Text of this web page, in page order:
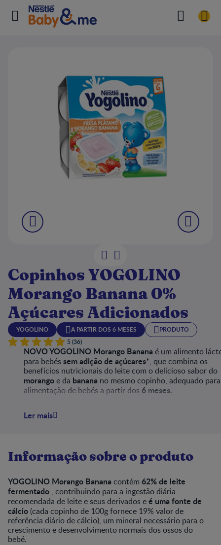
Copinhos YOGOLINO
Morango Banana 0%
Açúcares Adicionados
YOGOLINO A PARTIR DOS 6 MESES
PRODUTO
5 (36)
NOVO YOGOLINO Morango Bananaé um alimento
para bebéssem adição de açúcares*, que combina os
benefícios nutricionais do leite com o delicioso sabor do
morangoe da banana no mesmo copinho, adequado
alimentação de bebés a partir dos 6 meses.
Ler mais
Informação sobre o produto
YOGOLINO Morango Bananacontém 62% de leite
fermentado , contribuindo para a ingestão diária
recomendada de leite e seus derivados eé uma fonte de
cálcio(cada copinho de 100g fornece 19% valor de
referência diário de cálcio), um mineral necessário para o
crescimento e desenvolvimento normais dos ossos do
bebé.